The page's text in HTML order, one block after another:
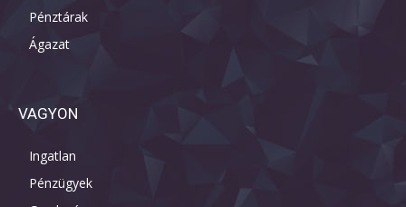
Pénztárak
Ágazat
VAGYON
Ingatlan
Pénzügyek